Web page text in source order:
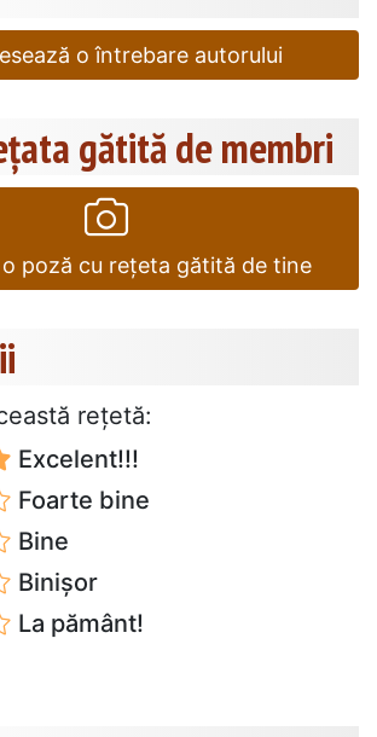
o întrebare autorului
gătită de membri
poză cu rețeta gătită de tine
reţetă:
Excelent!!!
Foarte bine
Bine
Binișor
La pământ!